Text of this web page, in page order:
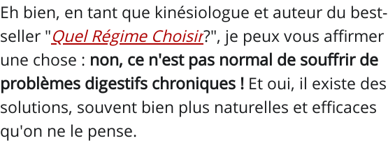
Eh bien, en tant que kinésiologue et auteur du best-
seller "Quel Régime Choisir?", je peux vous affirmer
une chose : non, ce n'est pas normal de souffrir de
problèmes digestifs chroniques ! Et oui, il existe des
solutions, souvent bien plus naturelles et efficaces
qu'on ne le pense.